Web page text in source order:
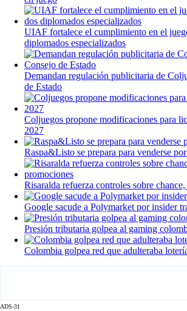
UIAF fortalece el cumplimiento en el
diplomados especializados
Demandan regulación publicitaria de
de Estado
Coljuegos propone modificaciones para
2027
Raspa&Listo se prepara para venderse
Risaralda refuerza controles sobre
Google sacude a Polymarket por insider
Presión tributaria golpea al gaming
Colombia golpea red que adulteraba
ADS-31